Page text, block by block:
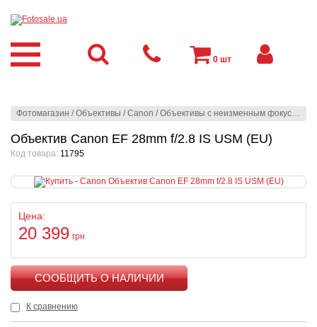
Фотомагазин /Объективы /Canon /Объективы с неизменным фокусным расстоянием
Объектив Canon EF 28mm f/2.8 IS USM (EU)
Код товара: 11795
Цена:
20 399 грн
К сравнению
0 шт